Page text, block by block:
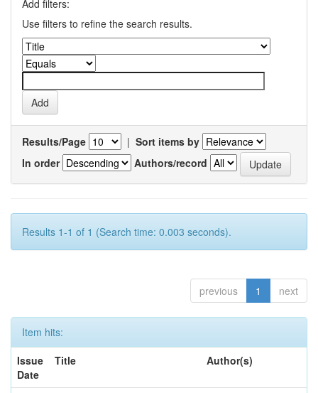
Add filters:
Use filters to refine the search results.
Results/Page | Sort items by
In order
Authors/record
Results 1-1 of 1 (Search time: 0.003 seconds).
previous 1 next
Item hits:
Issue
Date
Title Author(s)